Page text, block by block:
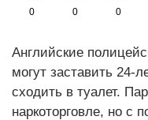
0 0 0
Английские
могут заставить 24-
сходить в туалет.
наркоторговле, но с